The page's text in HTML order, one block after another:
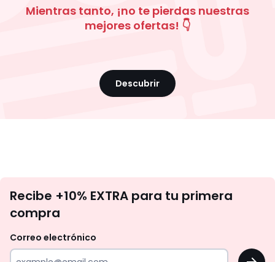
Mientras tanto, ¡no te pierdas nuestras
mejores ofertas! 👇
Descubrir
te
tu
Recibe +10% EXTRA para tu primera
compra
Correo electrónico
OK